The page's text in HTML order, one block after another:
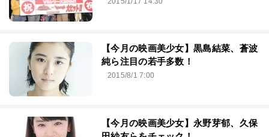
【今月の映画美少女】黒島結菜、蒼波
純ら注目の若手多数！
2015/8/1 7:00
【今月の映画美少女】永野芽郁、久保